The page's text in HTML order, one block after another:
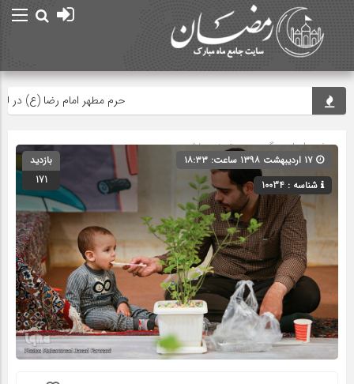
حرم مطهر امام رضا (ع) در لحظه
صفحه اصلی» گروه » دسته‌بندی نشده
شناسه : 10034
بازدید
171